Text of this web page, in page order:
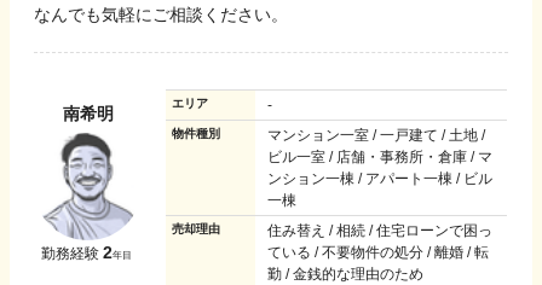
なんでも気軽にご相談ください。
南希明
勤務経験 2年目
エリア -
物件種別
マンション一室 / 一戸建て / 土地 /
ビル一室 / 店舗・事務所・倉庫 / マ
ンション一棟 / アパート一棟 / ビル
一棟
売却理由
住み替え / 相続 / 住宅ローンで困っ
ている / 不要物件の処分 / 離婚 / 転
勤 / 金銭的な理由のため